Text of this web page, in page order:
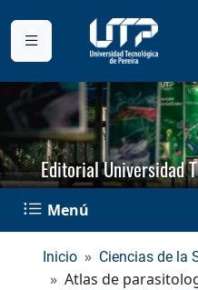
Editorial Universidad
Menú
Inicio Ciencias de la
Atlas de